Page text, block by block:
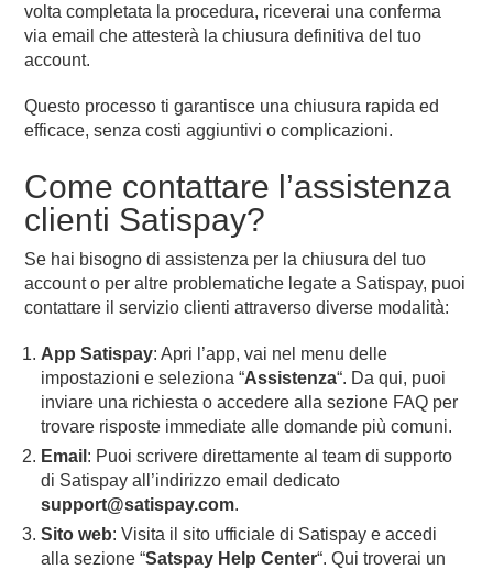
volta completata la procedura, riceverai una conferma
via email che attesterà la chiusura definitiva del tuo
account.
Questo processo ti garantisce una chiusura rapida ed
efficace, senza costi aggiuntivi o complicazioni.
Come contattare l’assistenza
clienti Satispay?
Se hai bisogno di assistenza per la chiusura del tuo
account o per altre problematiche legate a Satispay, puoi
contattare il servizio clienti attraverso diverse modalità:
App Satispay: Apri l’app, vai nel menu delle
impostazioni e seleziona “Assistenza“. Da qui, puoi
inviare una richiesta o accedere alla sezione FAQ per
trovare risposte immediate alle domande più comuni.
Email : Puoi scrivere direttamente al team di supporto
di Satispay all’indirizzo email dedicato
support@satispay.com.
Sito web: Visita il sito ufficiale di Satispay e accedi
alla sezione “Satspay Help Center“. Qui troverai un